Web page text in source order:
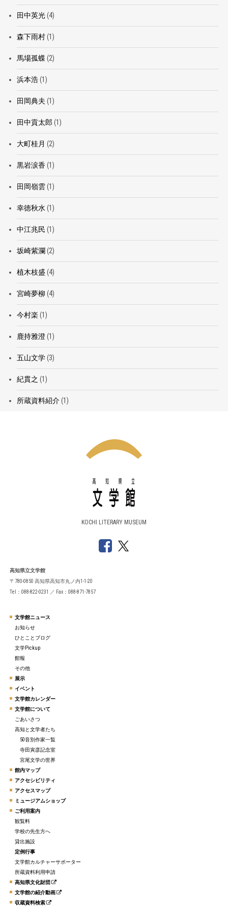
田中英光(4)
森下雨村(1)
馬場孤蝶 (2)
浜本浩(1)
田岡典夫 (1)
田中貢太郎 (1)
大町桂月 (2)
黒岩涙香(1)
田岡嶺雲(1)
幸徳秋水(1)
中江兆民 (1)
坂崎紫瀾 (2)
植木枝盛 (4)
宮崎夢柳 (4)
今村楽 (1)
鹿持雅澄(1)
五山文学(3)
紀貫之 (1)
所蔵資料紹介(1)
KOCHI LITERARY MUSEUM
高知県立文学館
〒780-0850 高知県高知市丸ノ内1-1-20
Tel：088-822-0231 ／ Fax：088-871-7857
文学館ニュース
お知らせ
ひとことブログ
文学Pickup
館報
その他
展示
イベント
文学館カレンダー
文学館について
ごあいさつ
高知と文学者たち
50音別作家一覧
寺田寅彦記念室
宮尾文学の世界
館内マップ
アクセシビリティ
アクセスマップ
ミュージアムショップ
ご利用案内
観覧料
学校の先生方へ
貸出施設
定例行事
文学館カルチャーサポーター
所蔵資料利用申請
高知県文化財団
文学館の紹介動画
収蔵資料検索